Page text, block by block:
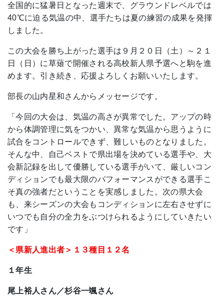
全国的に猛暑日となった週末で、グラウンドレベルでは
40℃に迫る気温の中、選手たちは夏の練習の成果を発揮
しました。
この大会を勝ち上がった選手は９月２０日（土）～２１
日（日）に草薙で開催される高校新人県予選へと駒を進
めます。引き続き、応援よろしくお願いいたします。
部長の山内星和さんからメッセージです。
「今回の大会は、気温の高さが異常でした。アップの時
から体調管理に気をつかい、異常な気温から思うように
試合をコントロールできず、難しいものとなりました。
そんな中、自己ベストで県出場を決めている選手や、大
会新記録を出して優勝している選手がいて、厳しいコン
ディションでも最大限のパフォーマンスができる選手こ
そ真の強者だということを実感しました。次の県大会
も、来シーズンの大会もコンディションに左右させずに
いつでも自分の全力をぶつけられるようにしていきたい
です」
＜県新人進出者＞１３種目１２名
１年生
尾上裕人さん／杉谷一颯さん